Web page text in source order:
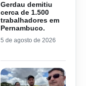
Gerdau demitiu
cerca de 1.500
trabalhadores em
Pernambuco.
5 de agosto de 2026